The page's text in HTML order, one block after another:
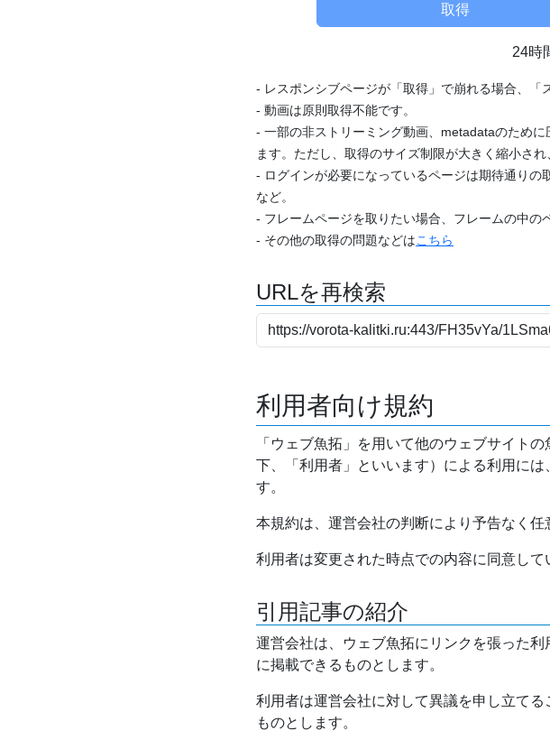
24時
- レスポンシブページが「取得」で崩れる場合、「
- 動画は原則取得不能です。
- 一部の非ストリーミング動画、metadataのため
ます。ただし、取得のサイズ制限が大きく縮小さ
- ログインが必要になっているページは期待通り
など。
- フレームページを取りたい場合、フレームの中の
- その他の取得の問題などはこちら
URLを再検索
利用者向け規約
「ウェブ魚拓」を用いて他のウェブサイト
下、「利用者」といいます）による利用に
す。
本規約は、運営会社の判断により予告なく任
利用者は変更された時点での内容に同意し
引用記事の紹介
運営会社は、ウェブ魚拓にリンクを張った
に掲載できるものとします。
利用者は運営会社に対して異議を申し立て
ものとします。